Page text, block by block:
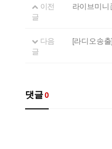
이전
글
다음
글
댓글0